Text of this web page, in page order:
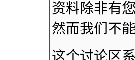
资料除非有
然而我们不
这个讨论区